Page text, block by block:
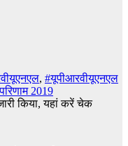
, #यूपीआरवीयूएनएल
2019